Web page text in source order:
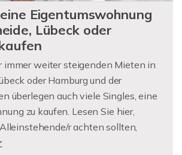
Eigentumswohnung
Lübeck oder
immer weiter steigenden Mieten in
oder Hamburg und der
überlegen auch viele Singles, eine
zu kaufen. Lesen Sie hier,
r achten sollten,